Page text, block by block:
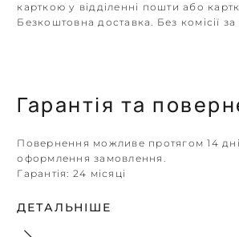
карткою у відділенні пошти або
Безкоштовна доставка. Без комісії за
Гарантія та
Повернення можливе протягом 14
оформлення замовлення.
Гарантія: 24 місяці
ДЕТАЛЬНІШЕ